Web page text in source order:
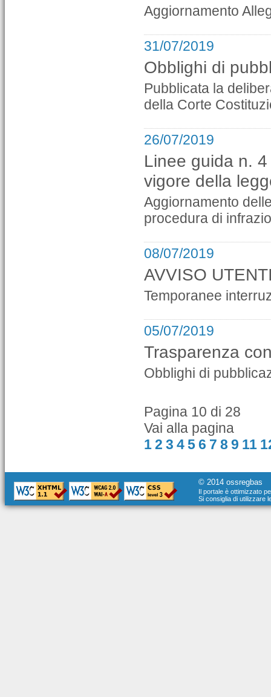
Aggiornamento
31/07/2019
Obblighi di
Pubblicata la
della Corte
26/07/2019
Linee guida n.
vigore della
Aggiornamento
procedura di
08/07/2019
AVVISO
Temporanee
05/07/2019
Trasparenza
Obblighi di
Pagina 10 di 28
Vai alla pagina
12 3 456 7 8 9 11
© 2014 ossregbas
Il portale è ottimizzato
Si consiglia di utilizzare